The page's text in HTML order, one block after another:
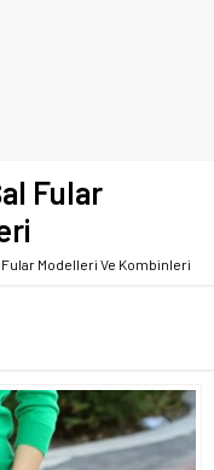
Fular
Modelleri Ve Kombinleri